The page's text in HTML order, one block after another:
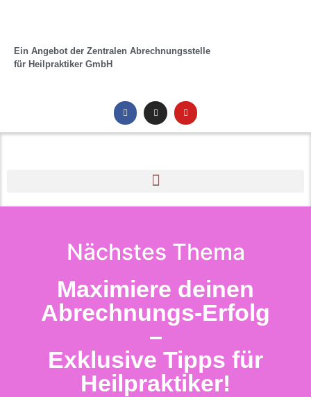
Ein Angebot der Zentralen Abrechnungsstelle
für Heilpraktiker GmbH
Nächstes Thema
Maximiere deinen
Abrechnungs-Erfolg
–
Exklusive Tipps für
Heilpraktiker!